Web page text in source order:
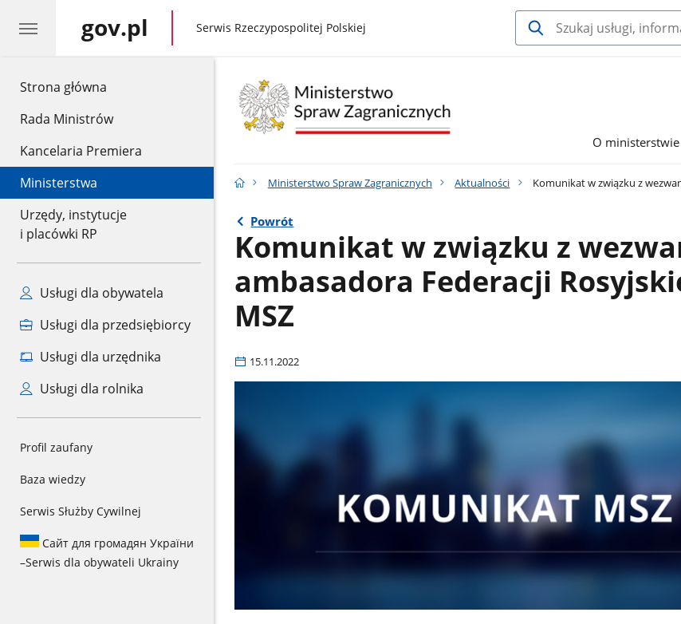
Strona główna
Rada Ministrów
Kancelaria Premiera
Ministerstwa
Urzędy, instytucje
i placówki RP
Usługi dla obywatela
Usługi dla przedsiębiorcy
Usługi dla urzędnika
Usługi dla rolnika
Profil zaufany
Baza wiedzy
Serwis Służby Cywilnej
Сайт для громадян України
–Serwis dla obywateli Ukrainy
gov.pl gov.pl
Serwis Rzeczypospolitej Polskiej
O ministerstwie
Ministerstwo Spraw Zagranicznych Aktualności Komunikat w związku z
Powrót
Komunikat w związku z
ambasadora Federacji
MSZ
15.11.2022